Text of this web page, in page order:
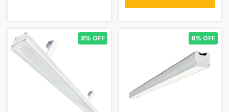
8% OFF 8% OFF